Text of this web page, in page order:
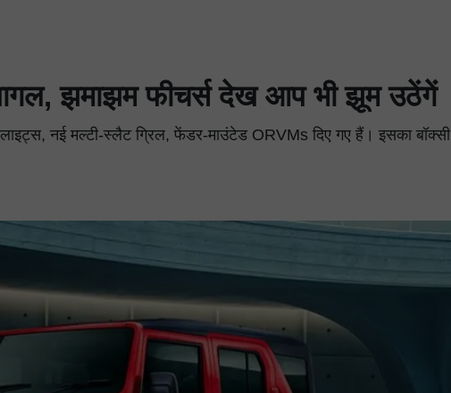
पागल, झमाझम फीचर्स देख आप भी झूम उठेंगें
नई मल्टी-स्लैट ग्रिल, फेंडर-माउंटेड ORVMs दिए गए हैं। इसका बॉक्सी